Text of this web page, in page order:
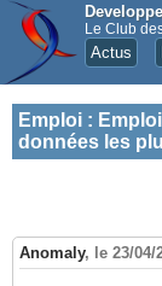
Le Club
Actus
Emploi :
données les
Anomaly, le 23/04/